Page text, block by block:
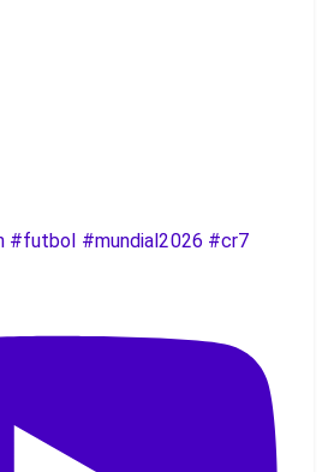
#futbol #mundial2026 #cr7